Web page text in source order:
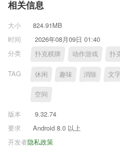
相关信息
大小
824.91MB
时间
2026年08月09日 01:40
分类
扑克棋牌 动作游戏 扑
TAG 休闲 趣味 消除 文
空间
版本
9.32.74
要求
Android 8.0 以上
隐私政策
开发者